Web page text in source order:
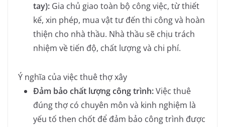
tay): Gia chủ giao toàn bộ công việc, từ thiết
kế, xin phép, mua vật tư đến thi công và hoàn
thiện cho nhà thầu. Nhà thầu sẽ chịu trách
nhiệm về tiến độ, chất lượng và chi phí.
Ý nghĩa của việc thuê thợ xây
Đảm bảo chất lượng công trình:Việc thuê
đúng thợ có chuyên môn và kinh nghiệm là
yếu tố then chốt để đảm bảo công trình được